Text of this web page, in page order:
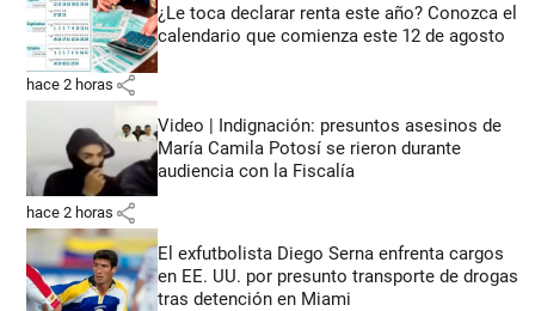
¿Le toca declarar renta este año? Conozca el
calendario que comienza este 12 de agosto
hace 2 horas share
Video | Indignación: presuntos asesinos de
María Camila Potosí se rieron durante
audiencia con la Fiscalía
hace 2 horas share
El exfutbolista Diego Serna enfrenta cargos
en EE. UU. por presunto transporte de drogas
tras detención en Miami